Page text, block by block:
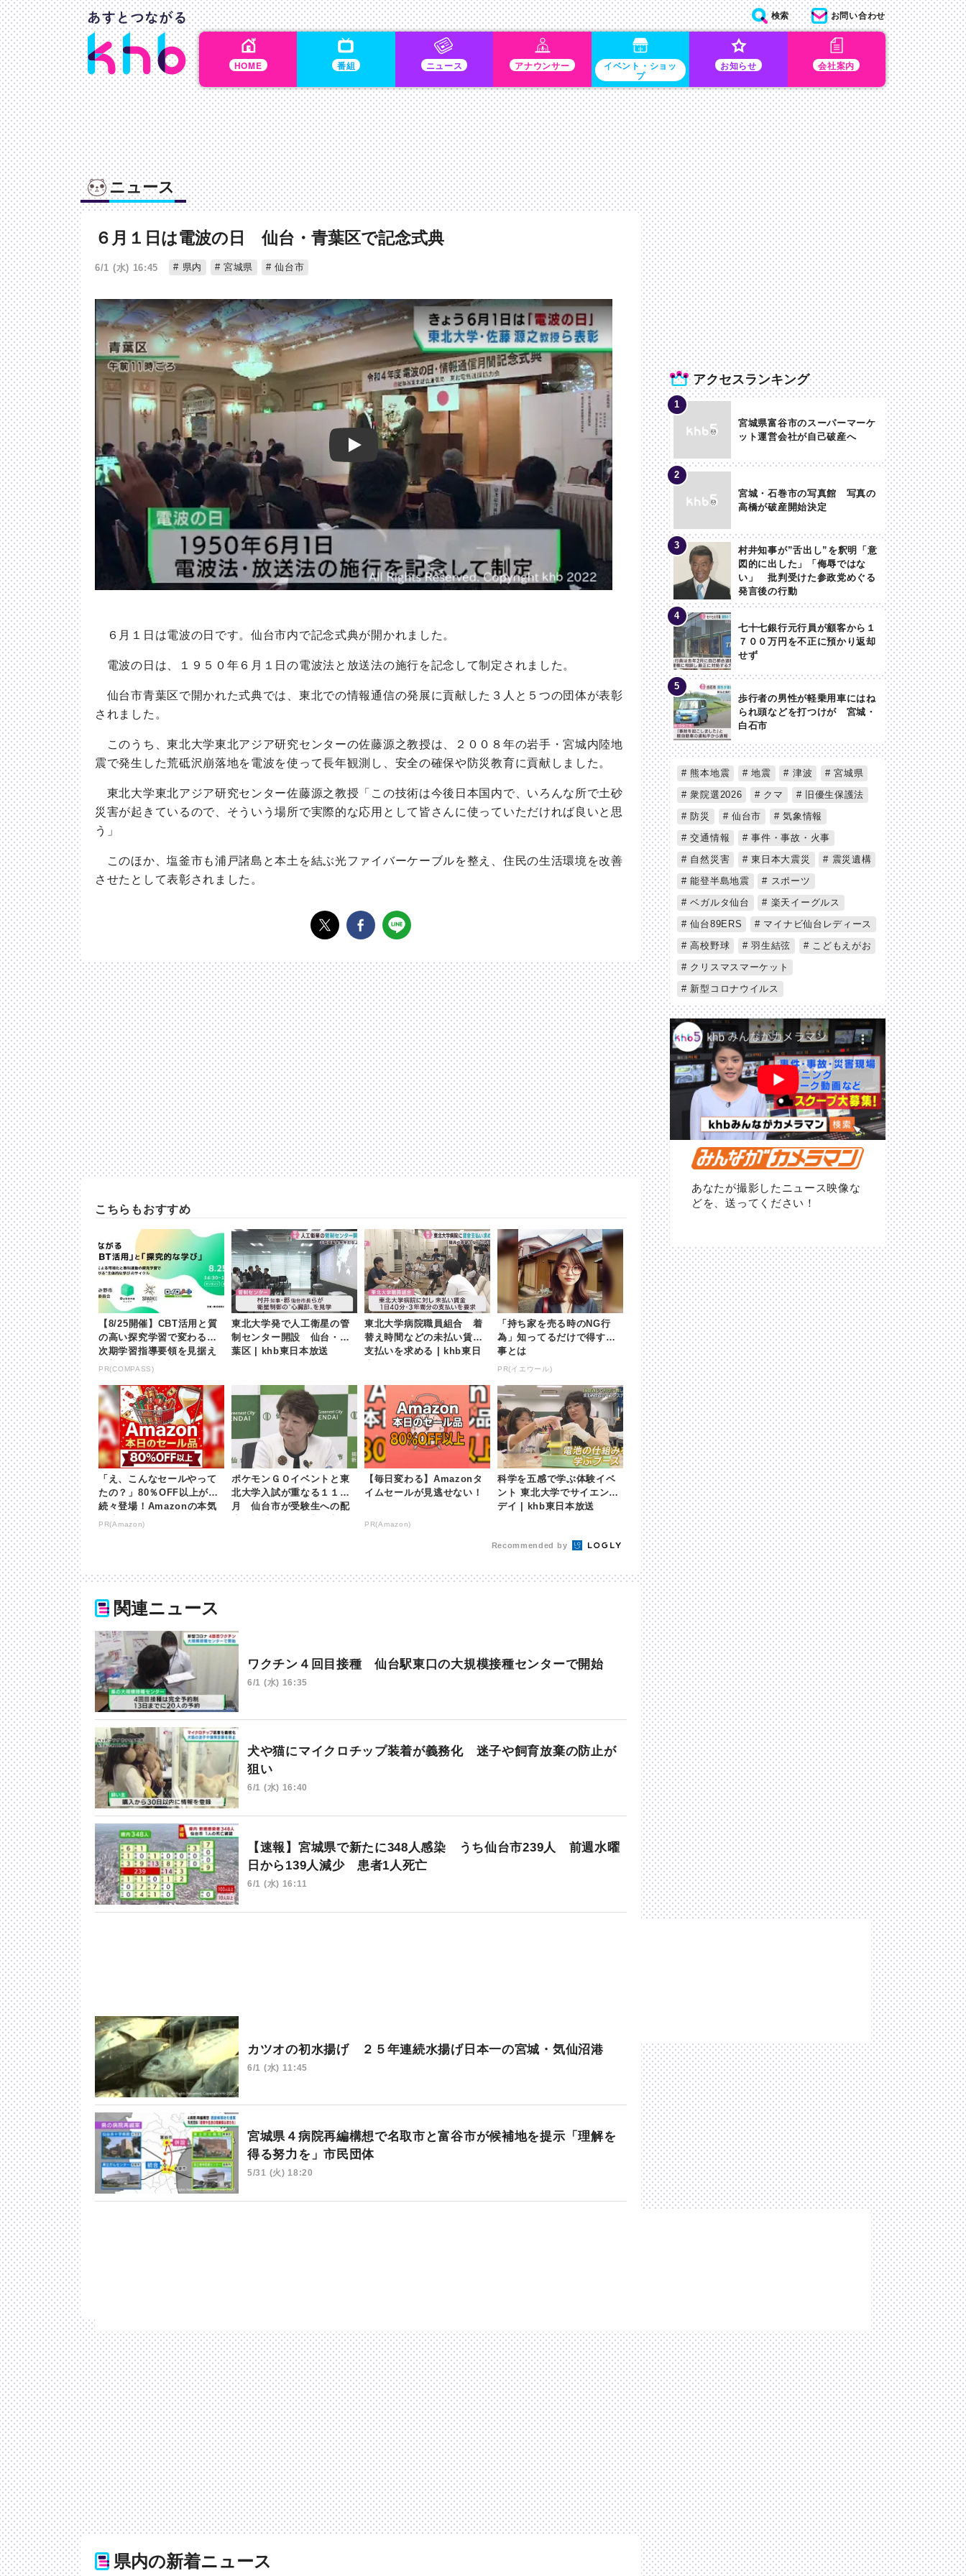
HOME 番組 ニュース アナウンサー イベント・ショッ
プ
お知らせ 会社案内
検索 お問い合わせ
ニュース
６月１日は電波の日 仙台・青葉区で記念式典
6/1 (水) 16:45 県内 宮城県 仙台市
Play
６月１日は電波の日です。仙台市内で記念式典が開かれました。
電波の日は、１９５０年６月１日の電波法と放送法の施行を記念して制定されました。
仙台市青葉区で開かれた式典では、東北での情報通信の発展に貢献した３人と５つの団体が表彰
されました。
このうち、東北大学東北アジア研究センターの佐藤源之教授は、２００８年の岩手・宮城内陸地
震で発生した荒砥沢崩落地を電波を使って長年観測し、安全の確保や防災教育に貢献しました。
東北大学東北アジア研究センター佐藤源之教授「この技術は今後日本国内で、いろんな所で土砂
災害が起きているので、そういう場所で実際的な応用として皆さんに使っていただければ良いと思
う」
このほか、塩釜市も浦戸諸島と本土を結ぶ光ファイバーケーブルを整え、住民の生活環境を改善
させたとして表彰されました。
こちらもおすすめ
【8/25開催】CBT活用と質
の高い探究学習で変わる！
次期学習指導要領を見据え
た新しい学びと評価のカタ
PR(COMPASS)
東北大学発で人工衛星の管
制センター開設 仙台・青
葉区 | khb東日本放送
東北大学病院職員組合 着
替え時間などの未払い賃金
支払いを求める | khb東日
「持ち家を売る時のNG行
為」知ってるだけで得する
事とは
PR(イエウール)
「え、こんなセールやって
たの？」80％OFF以上が
続々登場！Amazonの本気
が凄すぎる
PR(Amazon)
ポケモンＧＯイベントと東
北大学入試が重なる１１
月 仙台市が受験生への配
【毎日変わる】Amazonタ
イムセールが見逃せない！
PR(Amazon)
科学を五感で学ぶ体験イベ
ント 東北大学でサイエンス
デイ | khb東日本放送
Recommended by
関連ニュース
ワクチン４回目接種 仙台駅東口の大規模接種センターで開始
6/1 (水) 16:35
犬や猫にマイクロチップ装着が義務化 迷子や飼育放棄の防止が
狙い
6/1 (水) 16:40
【速報】宮城県で新たに348人感染 うち仙台市239人 前週水曜
日から139人減少 患者1人死亡
6/1 (水) 16:11
カツオの初水揚げ ２５年連続水揚げ日本一の宮城・気仙沼港
6/1 (水) 11:45
宮城県４病院再編構想で名取市と富谷市が候補地を提示「理解を
得る努力を」市民団体
5/31 (火) 18:20
県内の新着ニュース
アクセスランキング
宮城県富谷市のスーパーマーケ
ット運営会社が自己破産へ
宮城・石巻市の写真館 写真の
高橋が破産開始決定
村井知事が”舌出し”を釈明「意
図的に出した」「侮辱ではな
い」 批判受けた参政党めぐる
発言後の行動
七十七銀行元行員が顧客から１
７００万円を不正に預かり返却
せず
歩行者の男性が軽乗用車にはね
られ頭などを打つけが 宮城・
白石市
熊本地震 地震 津波
宮城県
衆院選2026
クマ
旧優生保護法
防災
仙台市
気象情報
交通情報
事件・事故・火事
自然災害
東日本大震災
震災遺構
能登半島地震
スポーツ
ベガルタ仙台
楽天イーグルス
仙台89ERS
マイナビ仙台レディース
高校野球
羽生結弦
こどもえがお
クリスマスマーケット
新型コロナウイルス
あなたが撮影したニュース映像な
どを、送ってください！